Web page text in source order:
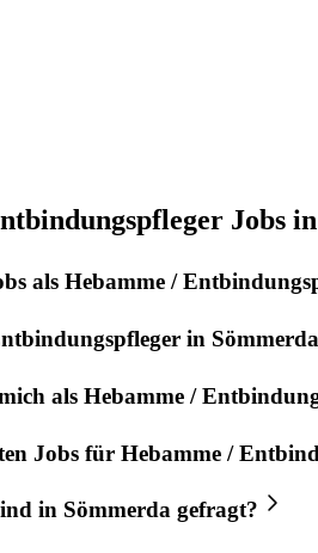
Jobs
als Hebamme /
in Sömmerda
als Hebamme /
Jobs für Hebamme /
in Sömmerda gefragt?